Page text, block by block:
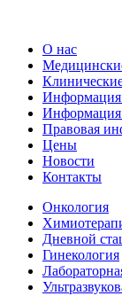
О нас
Информация
Информация
Правовая
Цены
Новости
Контакты
Онкология
Дневной
Гинекология